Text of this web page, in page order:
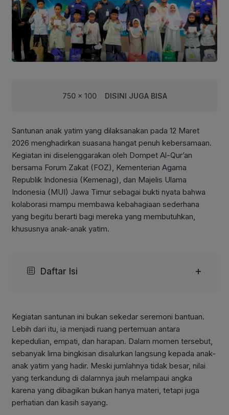
750 x 100 DISINI JUGA BISA
Santunan anak yatim yang dilaksanakan pada 12 Maret
2026 menghadirkan suasana hangat penuh kebersamaan.
Kegiatan ini diselenggarakan oleh Dompet Al-Qur’an
bersama Forum Zakat (FOZ), Kementerian Agama
Republik Indonesia (Kemenag), dan Majelis Ulama
Indonesia (MUI) Jawa Timur sebagai bukti nyata bahwa
kolaborasi mampu membawa kebahagiaan sederhana
yang begitu berarti bagi mereka yang membutuhkan,
khususnya anak-anak yatim.
Daftar Isi +
Kegiatan santunan ini bukan sekedar seremoni bantuan.
Lebih dari itu, ia menjadi ruang pertemuan antara
kepedulian, empati, dan harapan. Dalam momen tersebut,
sebanyak lima bingkisan disalurkan langsung kepada anak-
anak yatim yang hadir. Meski jumlahnya tidak besar, nilai
yang terkandung di dalamnya jauh melampaui angka
karena yang dibagikan bukan hanya materi, tetapi juga
perhatian dan kasih sayang.